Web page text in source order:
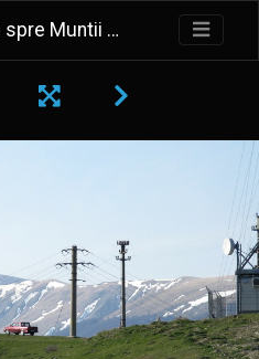
Baiului din Secaria